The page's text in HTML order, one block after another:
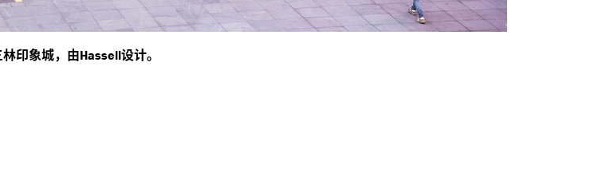
印象城，由Hassell设计。